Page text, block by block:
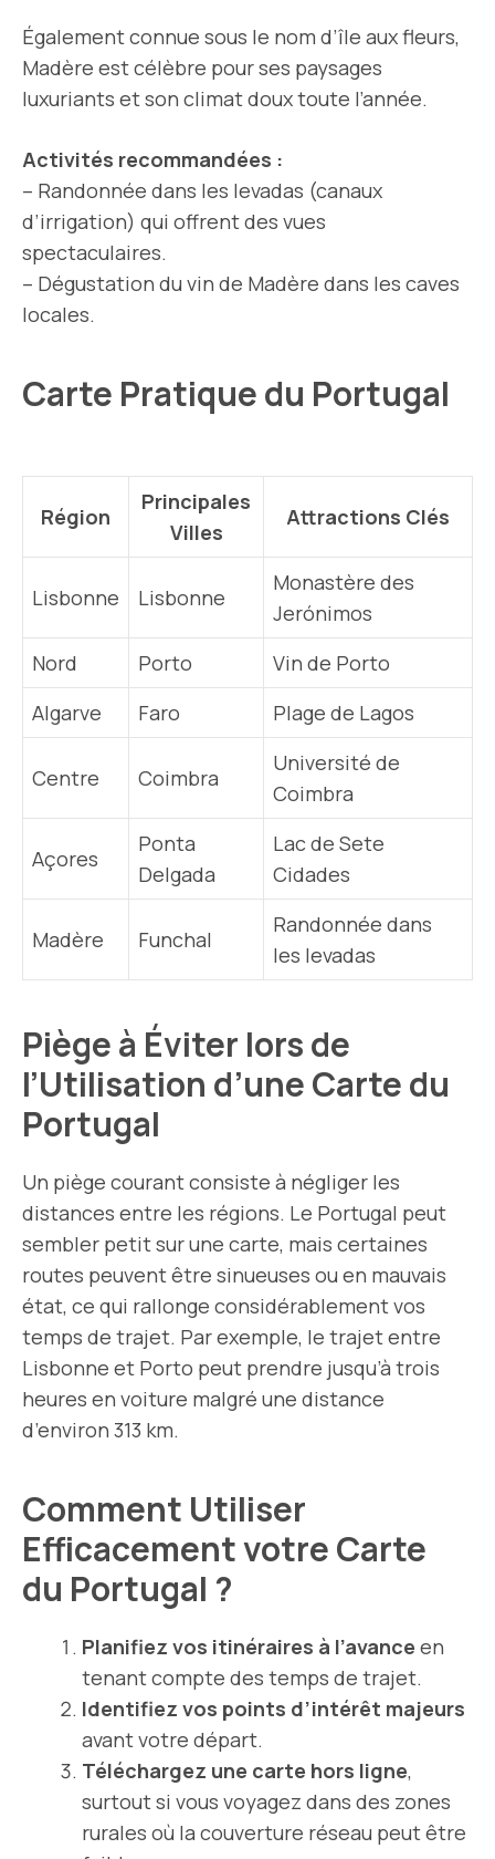
Également connue sous le nom d’île aux fleurs,
Madère est célèbre pour ses paysages
luxuriants et son climat doux toute l’année.
Activités recommandées :
– Randonnée dans les levadas (canaux
d’irrigation) qui offrent des vues
spectaculaires.
– Dégustation du vin de Madère dans les caves
locales.
Carte Pratique du Portugal
Région
Principales
Villes
Attractions Clés
Lisbonne Lisbonne
Monastère des
Jerónimos
Nord
Porto
Vin de Porto
Algarve
Faro Plage de Lagos
Centre Coimbra
Université de
Coimbra
Açores
Ponta
Delgada
Lac de Sete
Cidades
Madère Funchal
Randonnée dans
les levadas
Piège à Éviter lors de
l’Utilisation d’une Carte du
Portugal
Un piège courant consiste à négliger les
distances entre les régions. Le Portugal peut
sembler petit sur une carte, mais certaines
routes peuvent être sinueuses ou en mauvais
état, ce qui rallonge considérablement vos
temps de trajet. Par exemple, le trajet entre
Lisbonne et Porto peut prendre jusqu’à trois
heures en voiture malgré une distance
d’environ 313 km.
Comment Utiliser
Efficacement votre Carte
du Portugal ?
Planifiez vos itinéraires à l’avance en
tenant compte des temps de trajet.
Identifiez vos points d’intérêt majeurs
avant votre départ.
Téléchargez une carte hors ligne,
surtout si vous voyagez dans des zones
rurales où la couverture réseau peut être